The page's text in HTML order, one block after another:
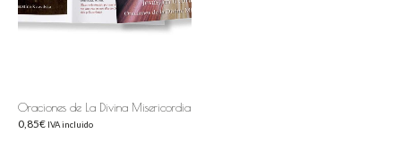
Oraciones de La Divina Misericordia
0,85€ IVA incluido